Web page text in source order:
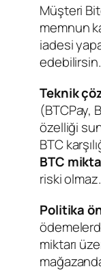
Müşteri
memnun
iadesi
edebilirsin.
Teknik
(BTCPay,
özelliği
BTC
BTC
riski olmaz.
Politika
miktarı